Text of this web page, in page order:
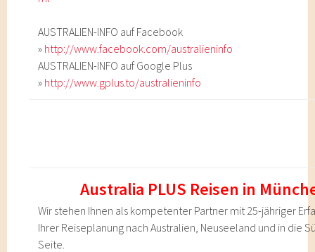
AUSTRALIEN-INFO auf Facebook
» http://www.facebook.com/australieninfo
AUSTRALIEN-INFO auf Google Plus
» http://www.gplus.to/australieninfo
Australia PLUS Reisen in
Wir stehen Ihnen als kompetenter Partner mit 25-jähriger
Ihrer Reiseplanung nach Australien, Neuseeland und in die
Seite.